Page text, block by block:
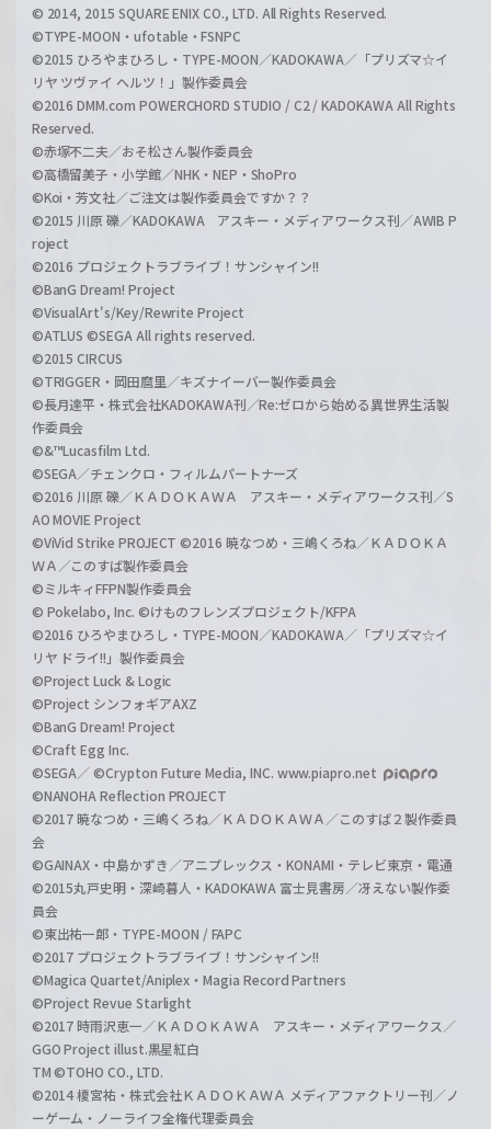
© 2014, 2015 SQUARE ENIX CO., LTD. All Rights Reserved.
©TYPE-MOON・ufotable・FSNPC
©2015 ひろやまひろし・TYPE-MOON／KADOKAWA／「プリズマ☆イ
リヤ ツヴァイ ヘルツ！」製作委員会
©2016 DMM.com POWERCHORD STUDIO / C2 / KADOKAWA All Rights
Reserved.
©赤塚不二夫／おそ松さん製作委員会
©高橋留美子・小学館／NHK・NEP・ShoPro
©Koi・芳文社／ご注文は製作委員会ですか？？
©2015 川原 礫／KADOKAWA アスキー・メディアワークス刊／AWIB P
roject
©2016 プロジェクトラブライブ！サンシャイン!!
©BanG Dream! Project
©VisualArt's/Key/Rewrite Project
©ATLUS ©SEGA All rights reserved.
©2015 CIRCUS
©TRIGGER・岡田麿里／キズナイーバー製作委員会
©長月達平・株式会社KADOKAWA刊／Re:ゼロから始める異世界生活製
作委員会
©&™Lucasfilm Ltd.
©SEGA／チェンクロ・フィルムパートナーズ
©2016 川原 礫／ＫＡＤＯＫＡＷＡ アスキー・メディアワークス刊／S
AO MOVIE Project
©ViVid Strike PROJECT ©2016 暁なつめ・三嶋くろね／ＫＡＤＯＫＡ
ＷＡ／このすば製作委員会
©ミルキィFFPN製作委員会
© Pokelabo, Inc. ©けものフレンズプロジェクト/KFPA
©2016 ひろやまひろし・TYPE-MOON／KADOKAWA／「プリズマ☆イ
リヤ ドライ!!」製作委員会
©Project Luck & Logic
©Project シンフォギアAXZ
©BanG Dream! Project
©Craft Egg Inc.
©SEGA／ ©Crypton Future Media, INC. www.piapro.net
©NANOHA Reflection PROJECT
©2017 暁なつめ・三嶋くろね／ＫＡＤＯＫＡＷＡ／このすば２製作委員
会
©GAINAX・中島かずき／アニプレックス・KONAMI・テレビ東京・電通
©2015丸戸史明・深崎暮人・KADOKAWA 富士見書房／冴えない製作委
員会
©東出祐一郎・TYPE-MOON / FAPC
©2017 プロジェクトラブライブ！サンシャイン!!
©Magica Quartet/Aniplex・Magia Record Partners
©Project Revue Starlight
©2017 時雨沢恵一／ＫＡＤＯＫＡＷＡ アスキー・メディアワークス／
GGO Project illust.黒星紅白
TM ©TOHO CO., LTD.
©2014 榎宮祐・株式会社ＫＡＤＯＫＡＷＡ メディアファクトリー刊／ノ
ーゲーム・ノーライフ全権代理委員会